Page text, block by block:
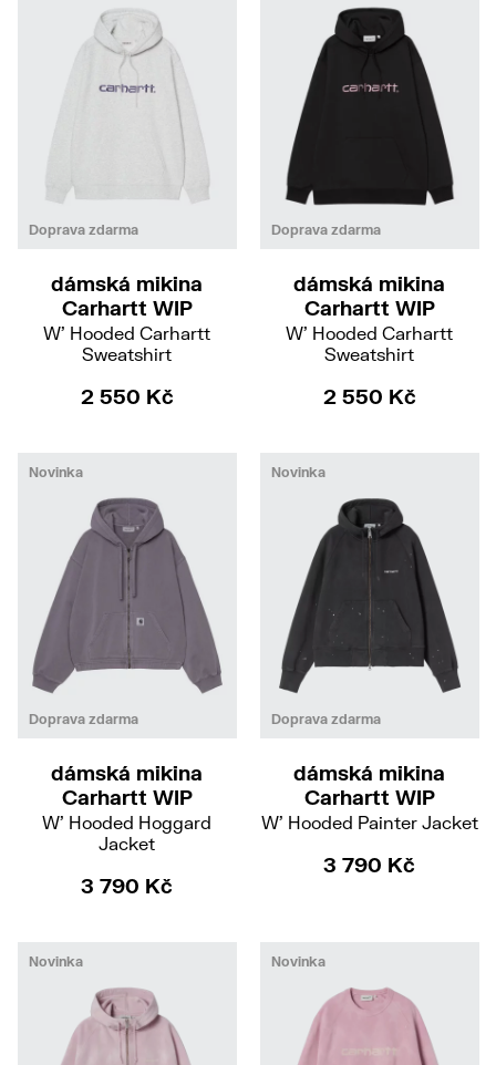
Doprava zdarma
XSS
dámská mikina
Carhartt WIP
W' Hooded Carhartt
Sweatshirt
2 550 Kč
Doprava zdarma
XSS
dámská mikina
Carhartt WIP
W' Hooded Carhartt
Sweatshirt
2 550 Kč
Doprava zdarma
Novinka
XSS
dámská mikina
Carhartt WIP
W' Hooded Hoggard
Jacket
3 790 Kč
Doprava zdarma
Novinka
XSS
dámská mikina
Carhartt WIP
W' Hooded Painter Jacket
3 790 Kč
Novinka Novinka